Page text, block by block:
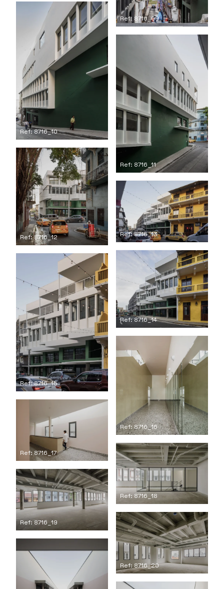
Ref: 8716_09
Ref: 8716_10
Ref: 8716_11
Ref: 8716_12 Ref: 8716_13
Ref: 8716_14
Ref: 8716_15
Ref: 8716_16
Ref: 8716_17
Ref: 8716_18
Ref: 8716_19
Ref: 8716_20